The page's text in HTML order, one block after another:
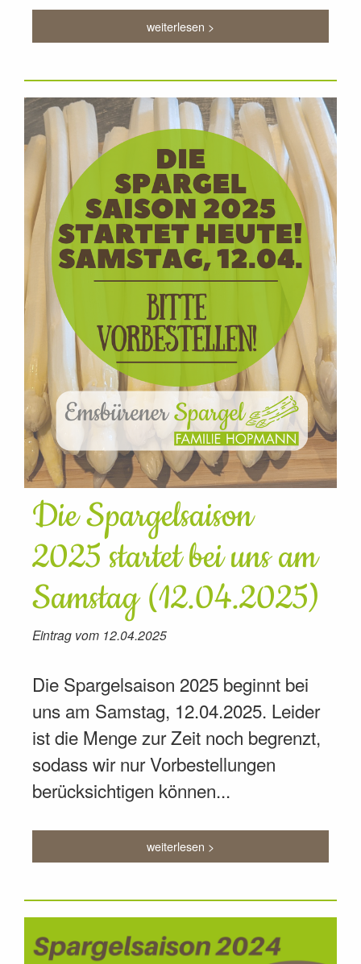
weiterlesen >
Die Spargelsaison
2025 startet bei uns am
Samstag (12.04.2025)
Eintrag vom 12.04.2025
Die Spargelsaison 2025 beginnt bei
uns am Samstag, 12.04.2025. Leider
ist die Menge zur Zeit noch begrenzt,
sodass wir nur Vorbestellungen
berücksichtigen können...
weiterlesen >